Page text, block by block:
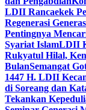
LDII Rancaekek
Regenerasi
Pentingnya
Syariat IslamLDII
Rukyatul Hilal,
BulanSemangat
1447 H. LDII
di Soreang dan
Tekankan